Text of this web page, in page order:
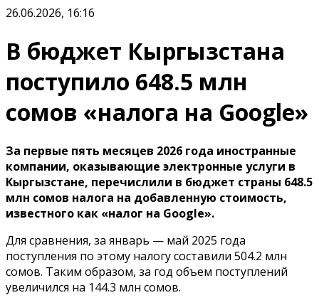
26.06.2026, 16:16
В бюджет Кыргызстана
поступило 648.5 млн
сомов «налога на Google»
За первые пять месяцев 2026 года иностранные
компании, оказывающие электронные услуги в
Кыргызстане, перечислили в бюджет страны 648.5
млн сомов налога на добавленную стоимость,
известного как «налог на Google».
Для сравнения, за январь — май 2025 года
поступления по этому налогу составили 504.2 млн
сомов. Таким образом, за год объем поступлений
увеличился на 144.3 млн сомов.